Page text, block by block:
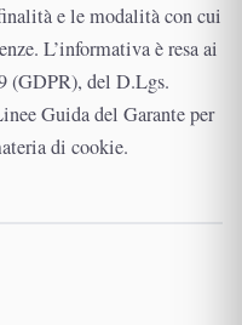
e le modalità con cui
L’informativa è resa ai
(GDPR), del D.Lgs.
Guida del Garante per
di cookie.